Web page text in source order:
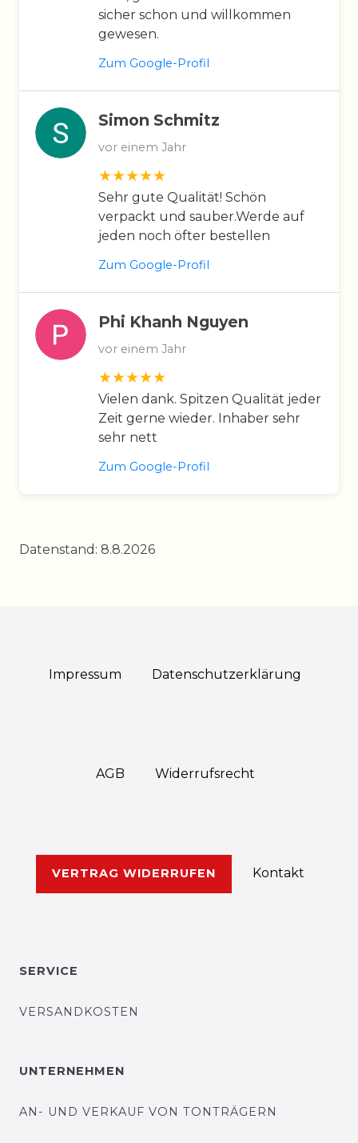
sicher schon und willkommen
gewesen.
Zum Google-Profil
Simon Schmitz
vor einem Jahr
Sehr gute Qualität! Schön
verpackt und sauber.Werde auf
jeden noch öfter bestellen
Zum Google-Profil
Phi Khanh Nguyen
vor einem Jahr
Vielen dank. Spitzen Qualität jeder
Zeit gerne wieder. Inhaber sehr
sehr nett
Zum Google-Profil
Datenstand: 8.8.2026
Impressum Daten­schutz­erklärung
AGB Widerrufs­recht
VERTRAG WIDERRUFEN Kontakt
SERVICE
VERSANDKOSTEN
UNTERNEHMEN
AN- UND VERKAUF VON TONTRÄGERN